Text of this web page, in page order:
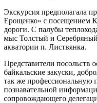
Экскурсия предполагала
Ерощенко» с посещением
дороги. С палубы
мыс Толстый и
акватории п. Листвянка.
Представители посольств
байкальские закуски,
так же профессиональную
познавательной
сопровождающего